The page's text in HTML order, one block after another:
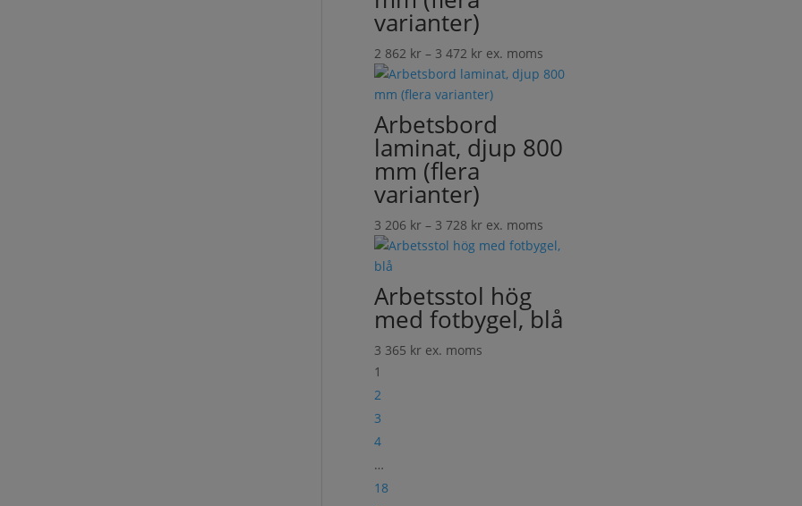
varianter)
2 862 kr – 3 472 krPrisintervall:
2
862 kr
till
3
472 kr
ex. moms
Arbetsbord
laminat, djup 800
mm (flera
varianter)
3 206 kr – 3 728 krPrisintervall:
3
till
3
728 kr
ex. moms
Arbetsstol hög
med fotbygel, blå
3 365 kr ex. moms
1
2
3
4
…
18